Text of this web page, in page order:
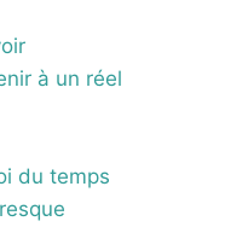
à un réel
du temps